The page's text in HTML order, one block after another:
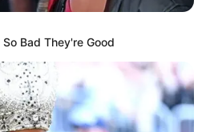
Bad They're Good